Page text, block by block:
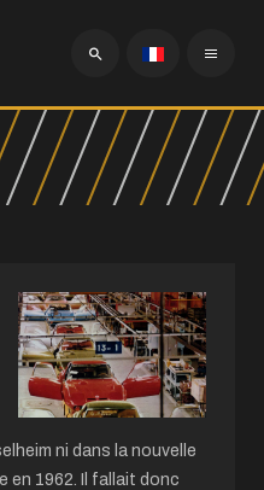
ni dans la nouvelle
en 1962. Il fallait donc